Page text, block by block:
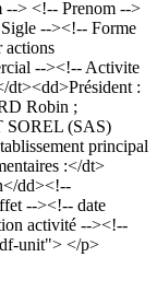
> <!-- Prenom -->
--><!-- Forme
actions
--><!-- Activite
:
Robin ;
SOREL (SAS)
principal
:</dt>
dd><!--
--><!-- date
activité --><!--
unit"> </p>